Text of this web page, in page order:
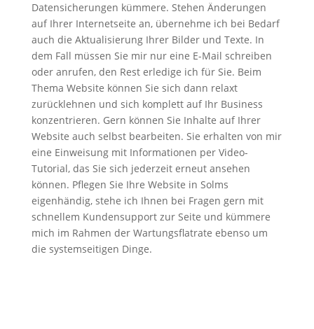
Datensicherungen kümmere. Stehen Änderungen
auf Ihrer Internetseite an, übernehme ich bei Bedarf
auch die Aktualisierung Ihrer Bilder und Texte. In
dem Fall müssen Sie mir nur eine E-Mail schreiben
oder anrufen, den Rest erledige ich für Sie. Beim
Thema Website können Sie sich dann relaxt
zurücklehnen und sich komplett auf Ihr Business
konzentrieren. Gern können Sie Inhalte auf Ihrer
Website auch selbst bearbeiten. Sie erhalten von mir
eine Einweisung mit Informationen per Video-
Tutorial, das Sie sich jederzeit erneut ansehen
können. Pflegen Sie Ihre Website in Solms
eigenhändig, stehe ich Ihnen bei Fragen gern mit
schnellem Kundensupport zur Seite und kümmere
mich im Rahmen der Wartungsflatrate ebenso um
die systemseitigen Dinge.